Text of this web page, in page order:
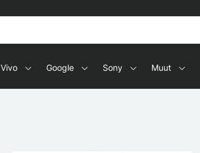
Vivo Google Sony Muut